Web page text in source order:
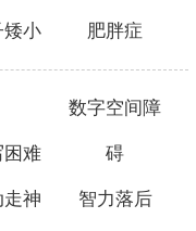
矮小 肥胖症
困难
数字空间障
碍
走神 智力落后